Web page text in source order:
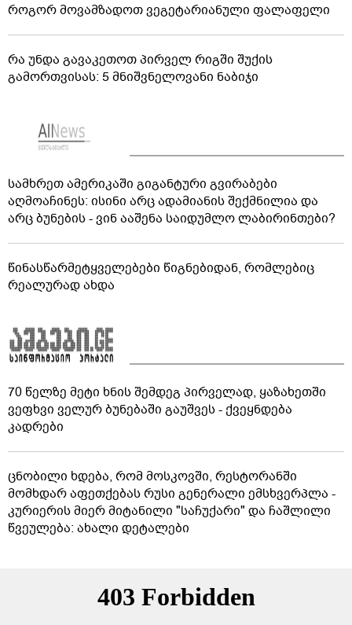
როგორ მოვამზადოთ ვეგეტარიანული ფალაფელი
რა უნდა გავაკეთოთ პირველ რიგში შუქის
გამორთვისას: 5 მნიშვნელოვანი ნაბიჯი
სამხრეთ ამერიკაში გიგანტური გვირაბები
აღმოაჩინეს: ისინი არც ადამიანის შექმნილია და
არც ბუნების - ვინ ააშენა საიდუმლო ლაბირინთები?
წინასწარმეტყველებები წიგნებიდან, რომლებიც
რეალურად ახდა
70 წელზე მეტი ხნის შემდეგ პირველად, ყაზახეთში
ვეფხვი ველურ ბუნებაში გაუშვეს - ქვეყნდება
კადრები
ცნობილი ხდება, რომ მოსკოვში, რესტორანში
მომხდარ აფეთქებას რუსი გენერალი ემსხვერპლა -
კურიერის მიერ მიტანილი "საჩუქარი" და ჩაშლილი
წვეულება: ახალი დეტალები